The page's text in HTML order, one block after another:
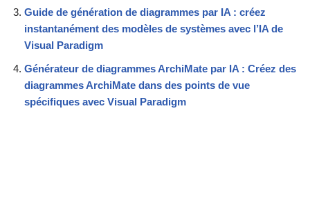
Guide de génération de diagrammes par IA : créez
instantanément des modèles de systèmes avec l’IA de
Visual Paradigm
Générateur de diagrammes ArchiMate par IA : Créez des
diagrammes ArchiMate dans des points de vue
spécifiques avec Visual Paradigm